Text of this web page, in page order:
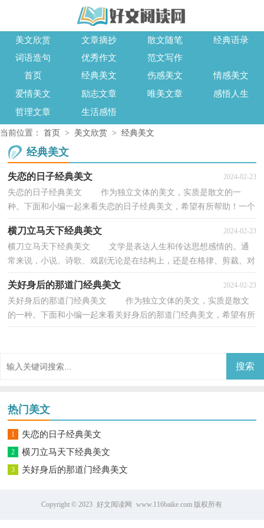
美文欣赏 文章摘抄 散文随笔
经典语录
词语造句
优秀作文
范文写作
首页
经典美文 伤感美文
情感美文
爱情美文
励志文章 唯美文章
感悟人生
哲理文章
生活感悟
当前位置： 首页 > 美文欣赏 > 经典美文
经典美文
失恋的日子经典美文 2024-02-23
失恋的日子经典美文 作为独立文体的美文，实质是散文的一
种。下面和小编一起来看失恋的日子经典美文，希望有所帮助！一个
横刀立马天下经典美文 2024-02-23
横刀立马天下经典美文 文学是表达人生和传达思想感情的。通
常来说，小说、诗歌、戏剧无论是在结构上，还是在格律、剪裁、对
关好身后的那道门经典美文 2024-02-23
关好身后的那道门经典美文 作为独立文体的美文，实质是散文
的一种。下面和小编一起来看关好身后的那道门经典美文，希望有所
热门美文
1 失恋的日子经典美文
2 横刀立马天下经典美文
3 关好身后的那道门经典美文
Copyright © 2023 好文阅读网 www.116baike.com 版权所有